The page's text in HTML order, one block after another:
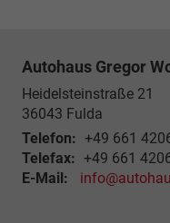
Autohaus Gregor
Heidelsteinstraße 21
36043 Fulda
Telefon: +49 661
Telefax: +49 661
E-Mail: